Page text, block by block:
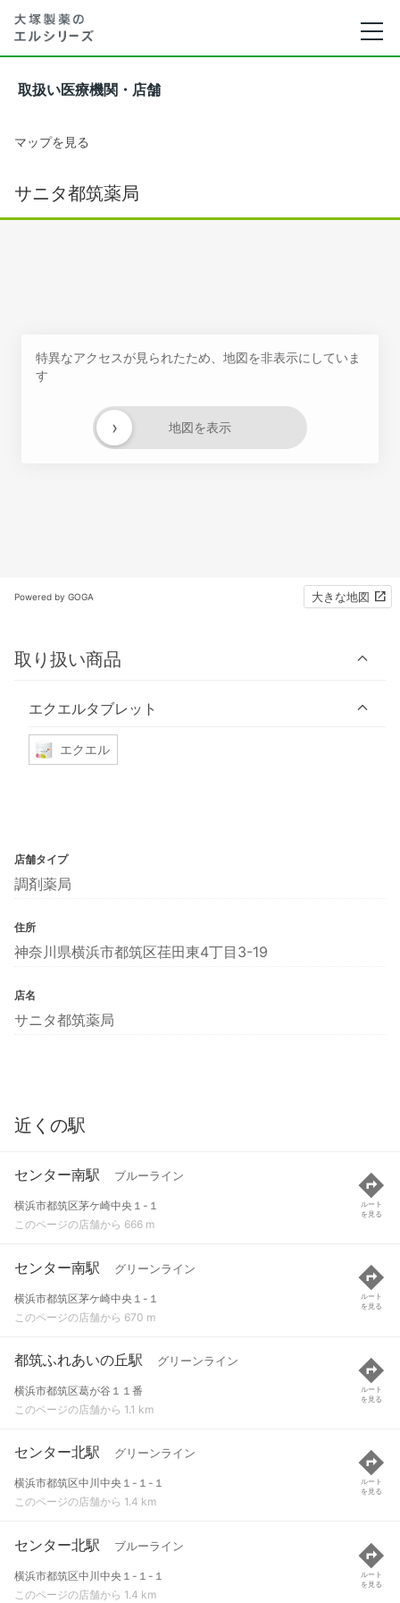
取扱い医療機関・店舗
マップを見る
サニタ都筑薬局
特異なアクセスが見られたため、地図を非表示にしていま
す
地図を表示
›
Powered by GOGA 大きな地図
取り扱い商品
エクエルタブレット
エクエル
店舗タイプ
調剤薬局
住所
神奈川県横浜市都筑区荏田東4丁目3-19
店名
サニタ都筑薬局
近くの駅
センター南駅 ブルーライン
横浜市都筑区茅ケ崎中央１-１
このページの店舗から 666 m
ルート
を見る
センター南駅 グリーンライン
横浜市都筑区茅ケ崎中央１-１
このページの店舗から 670 m
ルート
を見る
都筑ふれあいの丘駅 グリーンライン
横浜市都筑区葛が谷１１番
このページの店舗から 1.1 km
ルート
を見る
センター北駅 グリーンライン
横浜市都筑区中川中央１-１-１
このページの店舗から 1.4 km
ルート
を見る
センター北駅 ブルーライン
横浜市都筑区中川中央１-１-１
このページの店舗から 1.4 km
ルート
を見る